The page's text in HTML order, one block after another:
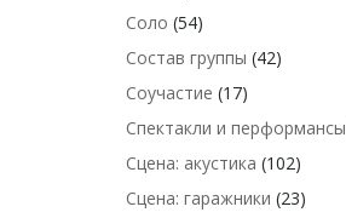
Соло (54)
Состав группы (42)
Соучастие (17)
Спектакли и перформансы
Сцена: акустика (102)
Сцена: гаражники (23)